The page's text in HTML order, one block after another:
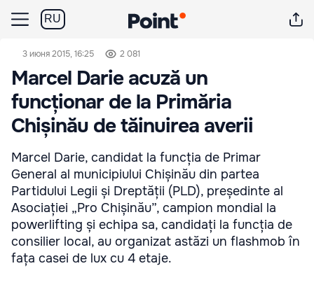
RU
3 июня 2015, 16:25 2 081
Marcel Darie acuză un
funcționar de la Primăria
Chișinău de tăinuirea averii
Marcel Darie, candidat la funcția de Primar
General al municipiului Chișinău din partea
Partidului Legii și Dreptății (PLD), președinte al
Asociației „Pro Chișinău”, campion mondial la
powerlifting și echipa sa, candidați la funcția de
consilier local, au organizat astăzi un flashmob în
fața casei de lux cu 4 etaje.